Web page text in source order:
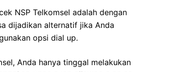
NSP Telkomsel adalah dengan
dijadikan alternatif jika Anda
opsi dial up.
Anda hanya tinggal melakukan